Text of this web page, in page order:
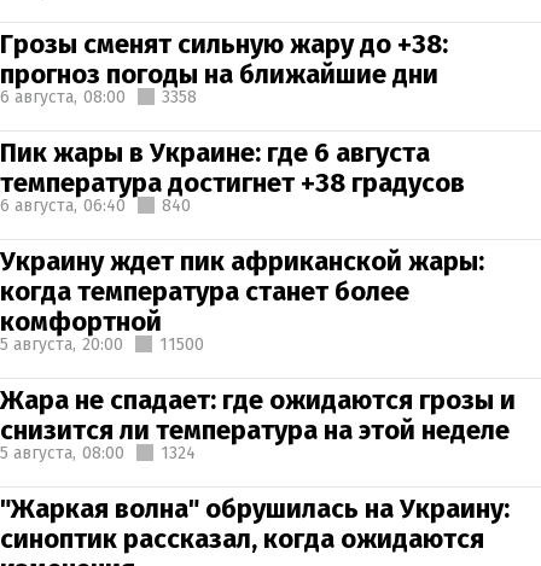
Грозы сменят сильную жару до +38:
прогноз погоды на ближайшие дни
6 августа, 08:00 3358
Пик жары в Украине: где 6 августа
температура достигнет +38 градусов
6 августа, 06:40 840
Украину ждет пик африканской жары:
когда температура станет более
комфортной
5 августа, 20:00 11500
Жара не спадает: где ожидаются грозы и
снизится ли температура на этой неделе
5 августа, 08:00 1324
"Жаркая волна" обрушилась на Украину:
синоптик рассказал, когда ожидаются